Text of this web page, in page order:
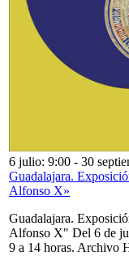
6 julio: 9:00 - 30
Guadalajara.
Alfonso X»
Guadalajara.
Alfonso X" Del 6 de
9 a 14 horas.